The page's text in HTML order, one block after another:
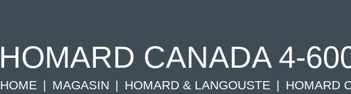
HOMARD CANADA 4-
HOME MAGASIN HOMARD & LANGOUSTE HOMARD